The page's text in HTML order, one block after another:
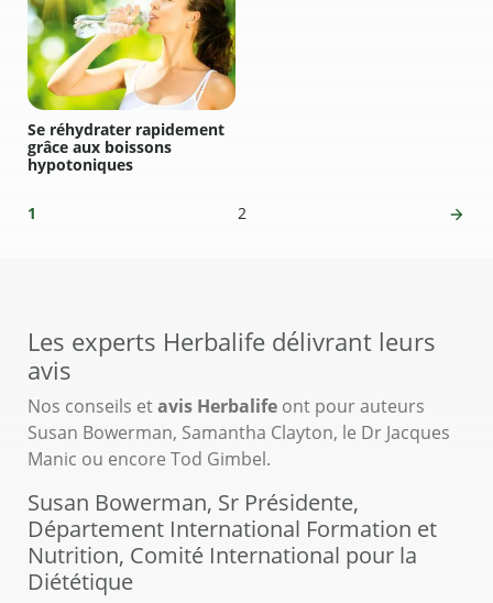
Se réhydrater rapidement
grâce aux boissons
hypotoniques
1 2
Les experts Herbalife délivrant leurs
avis
Nos conseils etavis Herbalife ont pour auteurs
Susan Bowerman, Samantha Clayton, le Dr Jacques
Manic ou encore Tod Gimbel.
Susan Bowerman, Sr Présidente,
Département International Formation et
Nutrition, Comité International pour la
Diététique